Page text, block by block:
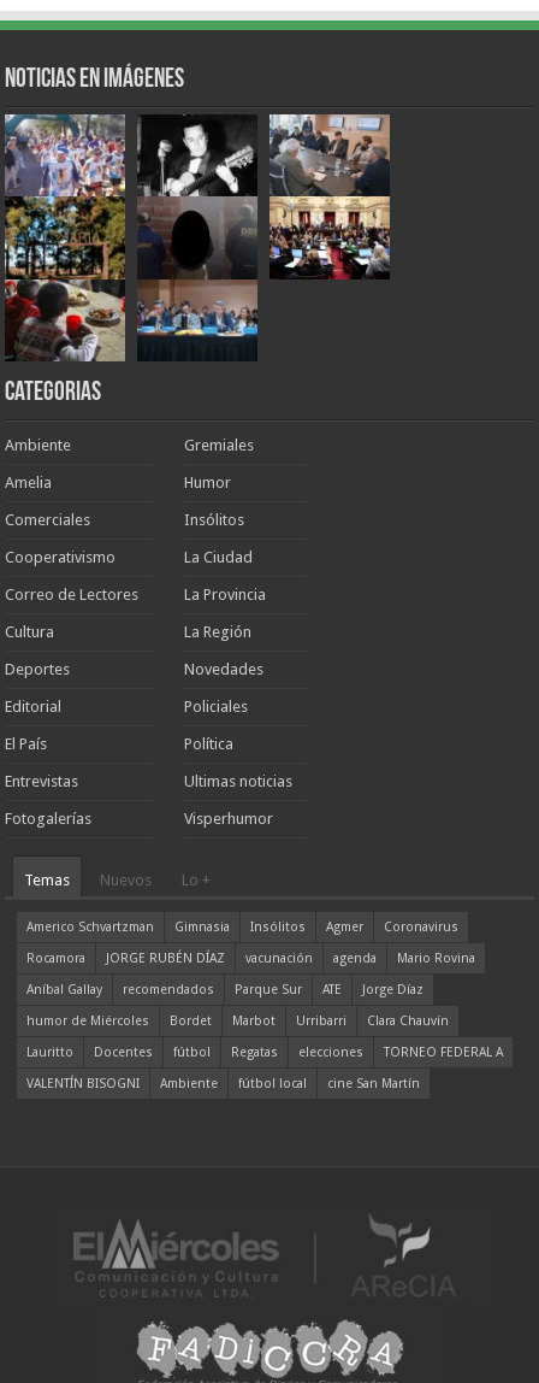
Noticias en Imágenes
Categorias
Ambiente
Amelia
Comerciales
Cooperativismo
Correo de Lectores
Cultura
Deportes
Editorial
El País
Entrevistas
Fotogalerías
Gremiales
Humor
Insólitos
La Ciudad
La Provincia
La Región
Novedades
Policiales
Política
Ultimas noticias
Visperhumor
Temas Nuevos Lo +
Americo Schvartzman Gimnasia Insólitos Agmer
Coronavirus
Rocamora
JORGE RUBÉN DÍAZ vacunación agenda
Mario Rovina
Aníbal Gallay
recomendados Parque Sur ATE
Jorge Díaz
humor de Miércoles
Bordet Marbot Urribarri
Clara Chauvín
Lauritto
Docentes fútbol Regatas elecciones
TORNEO FEDERAL A
VALENTÍN BISOGNI
Ambiente fútbol local cine San Martín